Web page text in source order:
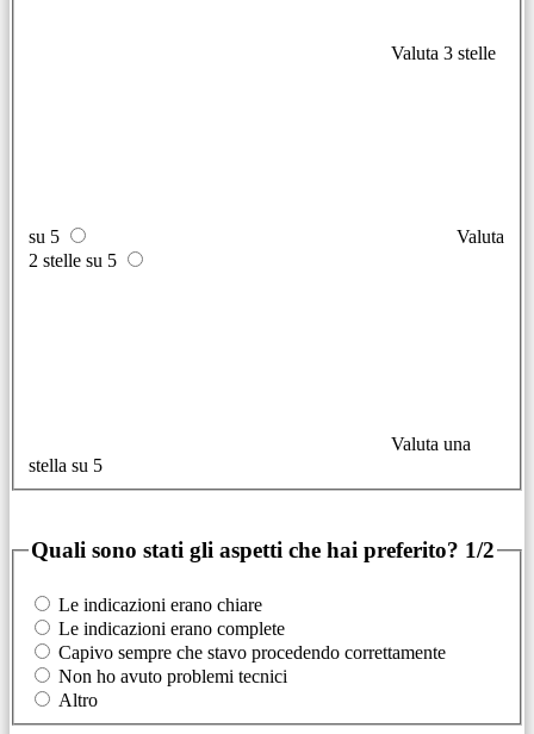
Valuta 3 stelle
su 5
Valuta
2 stelle su 5
Valuta una
stella su 5
Quali sono stati gli aspetti che hai preferito? 1/2
Le indicazioni erano chiare
Le indicazioni erano complete
Capivo sempre che stavo procedendo correttamente
Non ho avuto problemi tecnici
Altro